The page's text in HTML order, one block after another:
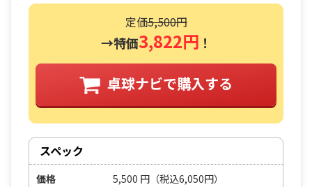
定価5,500円
→特価3,822円 ！
卓球ナビで購入する
スペック
価格 5,500 円 （税込6,050円）